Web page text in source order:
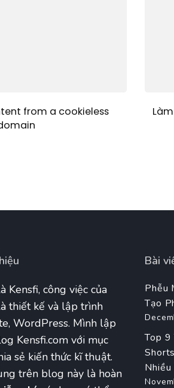
from a cookieless
Kensfi, công việc của
thiết kế và lập trình
WordPress. Mình lập
Kensfi.com với mục
sẻ kiến thức kĩ thuật.
trên blog này là hoàn
Bài
Phễu
Tạo
Top 9